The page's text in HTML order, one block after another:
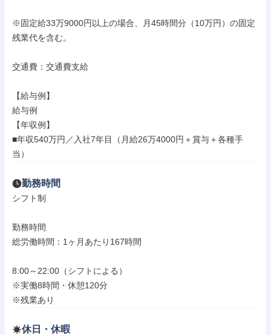
※固定給33万9000円以上の場合、月45時間分（10万円）の固定
残業代を含む。
交通費：交通費支給
【給与例】
給与例
【年収例】
■年収540万円／入社7年目（月給26万4000円＋賞与＋各種手
当）
勤務時間
シフト制
勤務時間
総労働時間：1ヶ月あたり167時間
8:00～22:00（シフトによる）
※実働8時間・休憩120分
※残業あり
休日・休暇